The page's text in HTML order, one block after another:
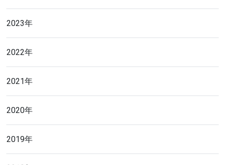
2023年
2022年
2021年
2020年
2019年